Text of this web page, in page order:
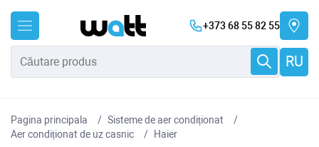
+373 68 55 82 55
RU
Pagina principala
Sisteme de aer condiționat
Aer condiționat de uz casnic
Haier